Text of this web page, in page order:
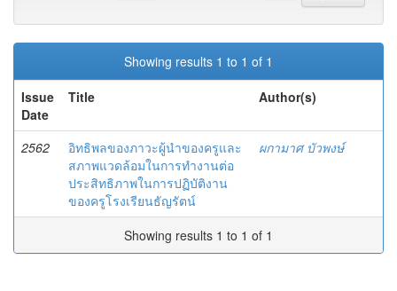
Showing results 1 to 1 of 1
Issue
Date
Title Author(s)
2562
อิทธิพลของภาวะผู้นำของครูและ
สภาพแวดล้อมในการทำงานต่อ
ประสิทธิภาพในการปฏิบัติงาน
ของครูโรงเรียนธัญรัตน์
ผกามาศ บัวพงษ์
Showing results 1 to 1 of 1